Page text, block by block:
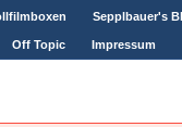
Sepplbauer's
Off Topic Impressum